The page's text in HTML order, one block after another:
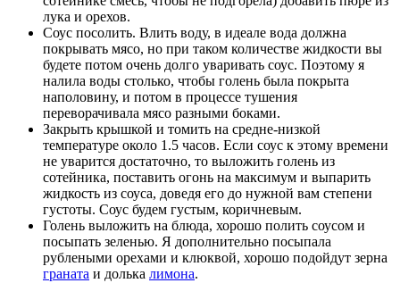
лука и орехов.
Соус посолить. Влить воду, в идеале вода должна
покрывать мясо, но при таком количестве жидкости вы
будете потом очень долго уваривать соус. Поэтому я
налила воды столько, чтобы голень была покрыта
наполовину, и потом в процессе тушения
переворачивала мясо разными боками.
Закрыть крышкой и томить на средне-низкой
температуре около 1.5 часов. Если соус к этому времени
не уварится достаточно, то выложить голень из
сотейника, поставить огонь на максимум и выпарить
жидкость из соуса, доведя его до нужной вам степени
густоты. Соус будем густым, коричневым.
Голень выложить на блюда, хорошо полить соусом и
посыпать зеленью. Я дополнительно посыпала
рублеными орехами и клюквой, хорошо подойдут зерна
граната и долька лимона.